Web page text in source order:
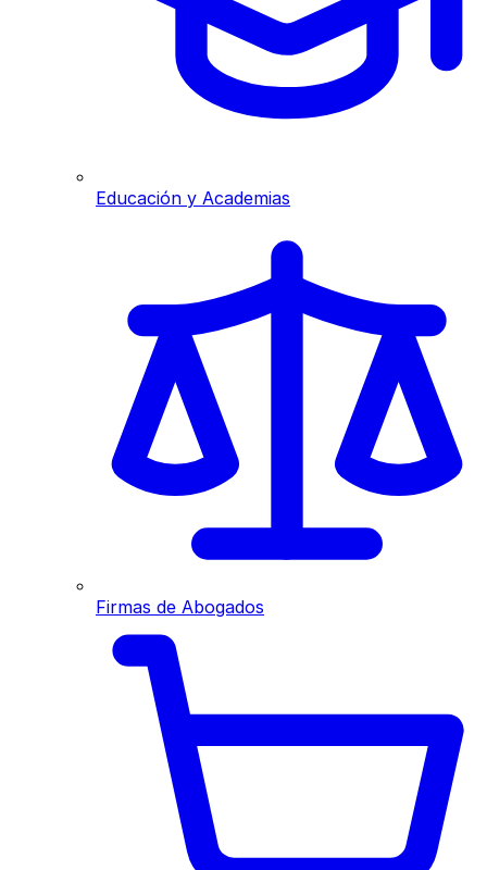
Educación y Academias
Firmas de Abogados